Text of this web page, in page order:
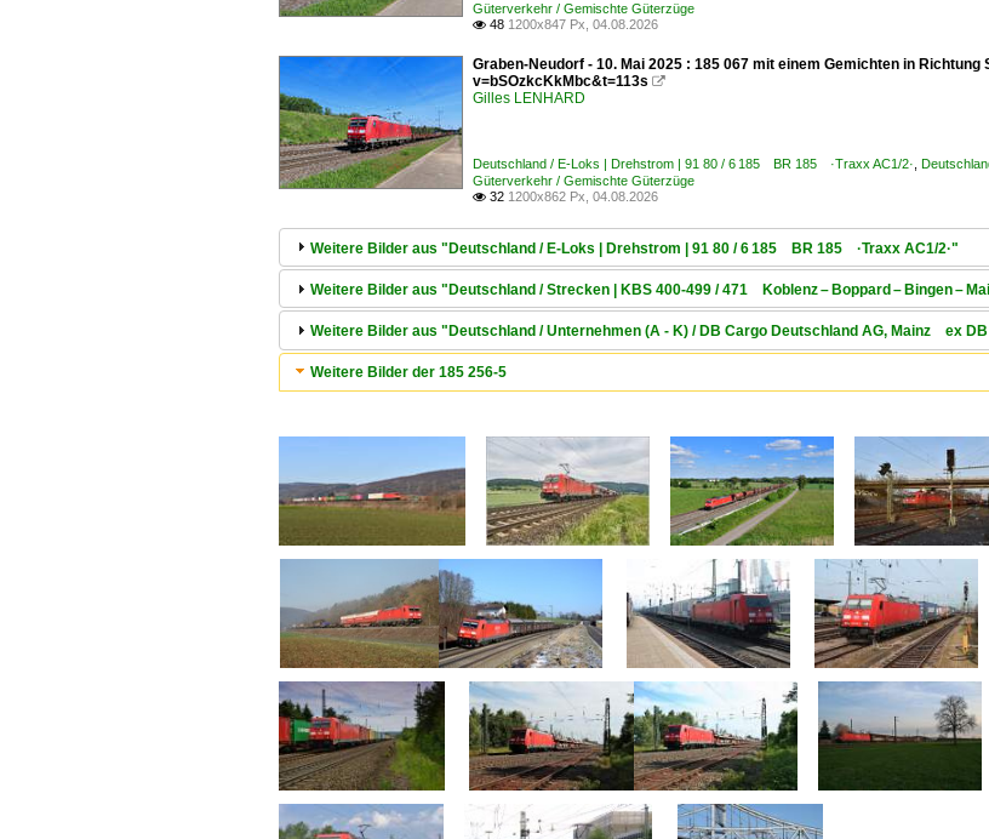
Güterverkehr / Gemischte Güterzüge
 48 1200x847 Px, 04.08.2026
Graben-Neudorf - 10. Mai 2025 : 185 067 mit einem Gemichten in
v=bSOzkcKkMbc&t=113s 
Gilles LENHARD
Deutschland / E-Loks | Drehstrom | 91 80 / 6 185 BR 185 ·Traxx AC1/2·
Güterverkehr / Gemischte Güterzüge
 32 1200x862 Px, 04.08.2026
Weitere Bilder aus "Deutschland / E-Loks | Drehstrom | 91 80 / 6 185 BR 185 ·Traxx AC1/2·"
Weitere Bilder aus "Deutschland / Strecken | KBS 400-499 / 471 Koblenz – Boppard – Bingen –
Weitere Bilder aus "Deutschland / Unternehmen (A - K) / DB Cargo Deutschland AG, Mainz ex
Weitere Bilder der 185 256-5